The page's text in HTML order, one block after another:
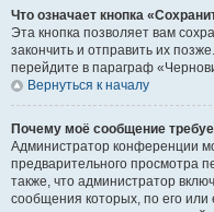
Что означает кнопка
Эта кнопка позволяет вам
закончить и отправить их
перейдите в параграф
Вернуться к началу
Почему моё сообщение
Администратор конференции
предварительного просмотра
также, что администратор
сообщения которых, по его